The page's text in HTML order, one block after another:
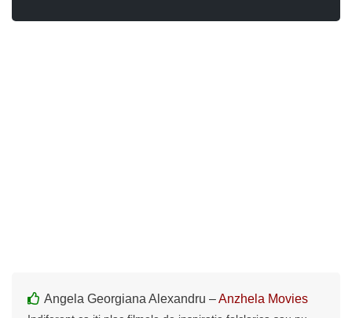
Angela Georgiana Alexandru –Anzhela Movies